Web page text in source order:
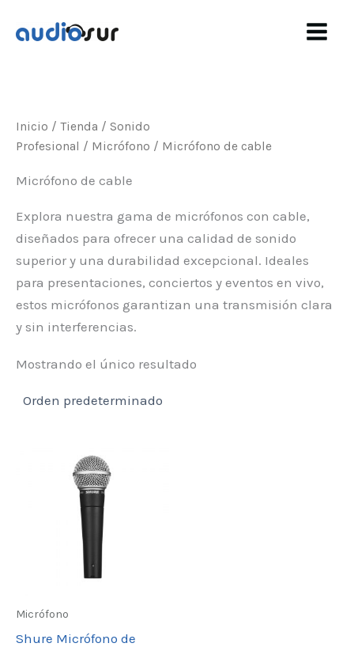
Inicio / Tienda / Sonido
Profesional / Micrófono / Micrófono de cable
Micrófono de cable
Explora nuestra gama de micrófonos con cable,
diseñados para ofrecer una calidad de sonido
superior y una durabilidad excepcional. Ideales
para presentaciones, conciertos y eventos en vivo,
estos micrófonos garantizan una transmisión clara
y sin interferencias.
Mostrando el único resultado
Micrófono
Shure Micrófono de